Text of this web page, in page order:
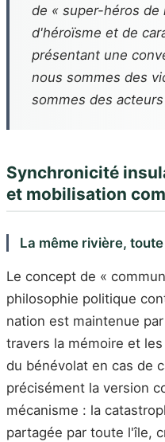
de « super-héros de
d'héroïsme et de
présentant une
nous sommes des
sommes des acteurs
Synchronicité
et mobilisation
La même rivière,
Le concept de «
philosophie politique
nation est maintenue
travers la mémoire et
du bénévolat en cas de
précisément la version
mécanisme : la
partagée par toute l'île,